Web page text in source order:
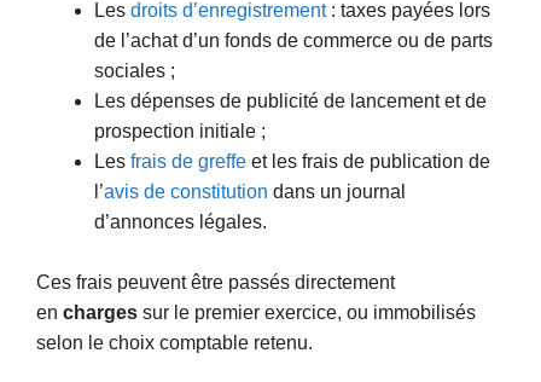
Les droits d’enregistrement: taxes payées lors
de l’achat d’un fonds de commerce ou de parts
sociales ;
Les dépenses de publicité de lancement et de
prospection initiale ;
Les frais de greffe et les frais de publication de
l’avis de constitution dans un journal
d’annonces légales.
Ces frais peuvent être passés directement
en charges sur le premier exercice, ou immobilisés
selon le choix comptable retenu.